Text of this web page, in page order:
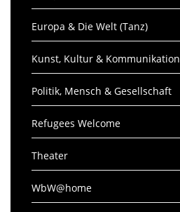
Europa & Die Welt (Tanz)
Kunst, Kultur & Kommunikation
Politik, Mensch & Gesellschaft
Refugees Welcome
Theater
WbW@home